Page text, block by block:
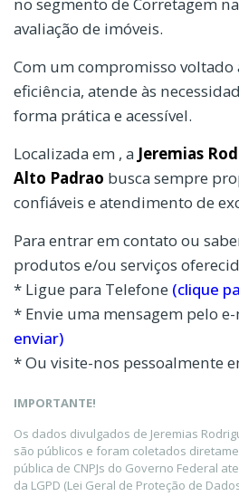
avaliação de imóveis.
Com um compromisso voltado
eficiência, atende às
forma prática e acessível.
Localizada em , a Jeremias
Alto Padrao busca sempre
confiáveis e atendimento de
Para entrar em contato ou
produtos e/ou serviços
* Ligue para Telefone (clique
* Envie uma mensagem pelo
enviar)
* Ou visite-nos pessoalmente
IMPORTANTE!
Os dados divulgados de Jeremias
são públicos e foram coletados
pública de CNPJs do Governo Federal
da LGPD (Lei Geral de Proteção de